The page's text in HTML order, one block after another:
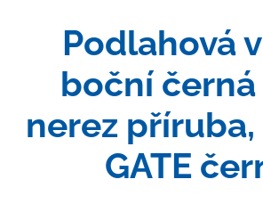
Podlahová
boční černá
nerez
GATE